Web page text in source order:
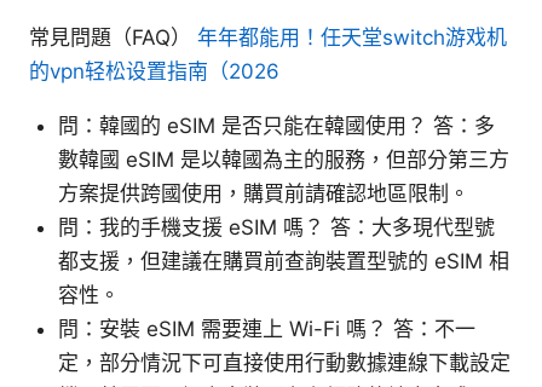
常見問題（FAQ） 年年都能用！任天堂switch游戏机
的vpn轻松设置指南（2026
問：韓國的 eSIM 是否只能在韓國使用？ 答：多
數韓國 eSIM 是以韓國為主的服務，但部分第三方
方案提供跨國使用，購買前請確認地區限制。
問：我的手機支援 eSIM 嗎？ 答：大多現代型號
都支援，但建議在購買前查詢裝置型號的 eSIM 相
容性。
問：安裝 eSIM 需要連上 Wi-Fi 嗎？ 答：不一
定，部分情況下可直接使用行動數據連線下載設定